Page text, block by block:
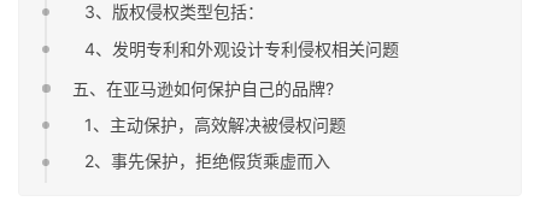
3、版权侵权类型包括：
4、发明专利和外观设计专利侵权相关问题
五、在亚马逊如何保护自己的品牌?
1、主动保护，高效解决被侵权问题
2、事先保护，拒绝假货乘虚而入